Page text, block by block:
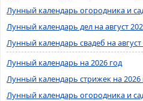
Лунный календарь огородника и
Лунный календарь дел на август
Лунный календарь свадеб на август
Лунный календарь на 2026 год
Лунный календарь стрижек на 2026
Лунный календарь огородника и